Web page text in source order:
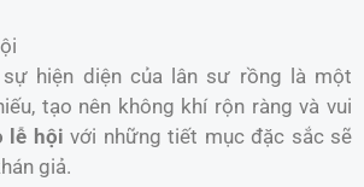
hiện diện của lân sư rồng là một
tạo nên không khí rộn ràng và vui
lễ hội với những tiết mục đặc sắc sẽ
giả.